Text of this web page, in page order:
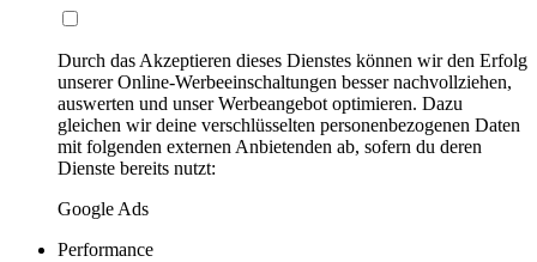
Durch das Akzeptieren dieses Dienstes können wir den Erfolg
unserer Online-Werbeeinschaltungen besser nachvollziehen,
auswerten und unser Werbeangebot optimieren. Dazu
gleichen wir deine verschlüsselten personenbezogenen Daten
mit folgenden externen Anbietenden ab, sofern du deren
Dienste bereits nutzt:
Google Ads
Performance